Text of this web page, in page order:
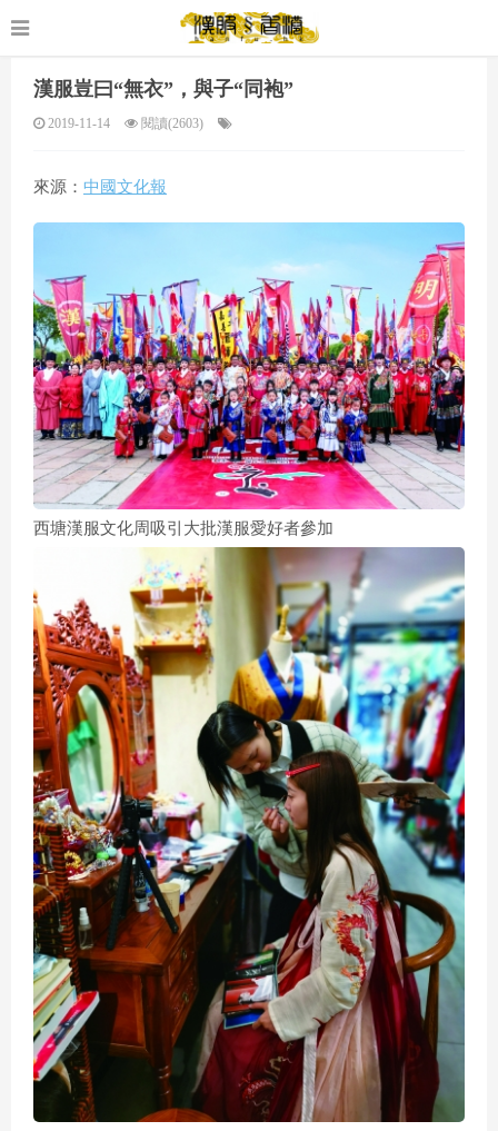
漢服豈曰“無衣”，與子“同袍”
2019-11-14 閱讀(2603)
來源： 中國文化報
西塘漢服文化周吸引大批漢服愛好者參加